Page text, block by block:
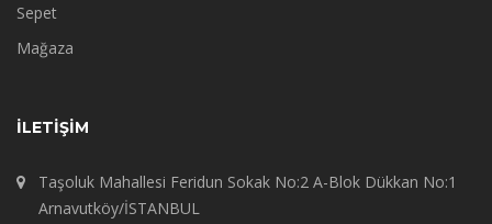
Sepet
Mağaza
İLETIŞIM
Taşoluk Mahallesi Feridun Sokak No:2 A-Blok Dükkan No:1
Arnavutköy/İSTANBUL